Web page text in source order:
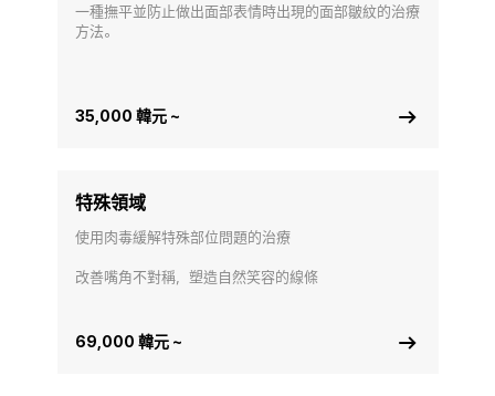
一種撫平並防止做出面部表情時出現的面部皺紋的治療
方法。
35,000 韓元 ~
特殊領域
使用肉毒緩解特殊部位問題的治療
改善嘴角不對稱，塑造自然笑容的線條
69,000 韓元 ~